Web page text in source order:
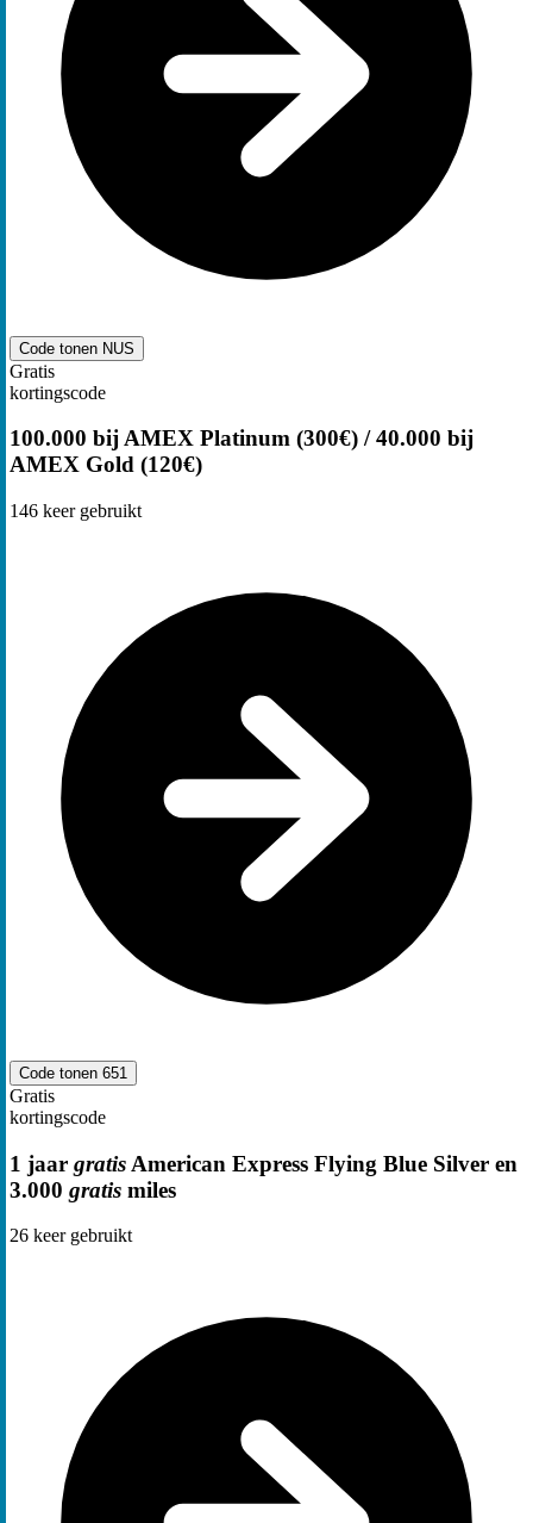
Code tonen NUS
Gratis
kortingscode
100.000 bij AMEX Platinum (300€) / 40.000 bij
AMEX Gold (120€)
146 keer gebruikt
Code tonen 651
Gratis
kortingscode
1 jaar gratis American Express Flying Blue Silver en
3.000 gratis miles
26 keer gebruikt